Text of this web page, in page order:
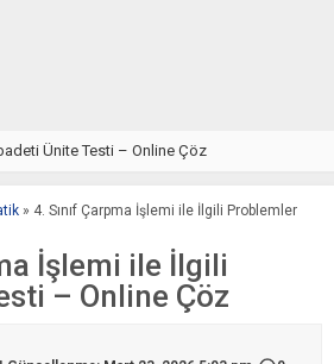
Ünite Testi – Online Çöz
» 4. Sınıf Çarpma İşlemi ile İlgili Problemler
İşlemi ile İlgili
– Online Çöz